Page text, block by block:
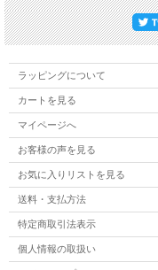
ラッピングについて
カートを見る
マイページへ
お客様の声を見る
お気に入りリストを見る
送料・支払方法
特定商取引法表示
個人情報の取扱い